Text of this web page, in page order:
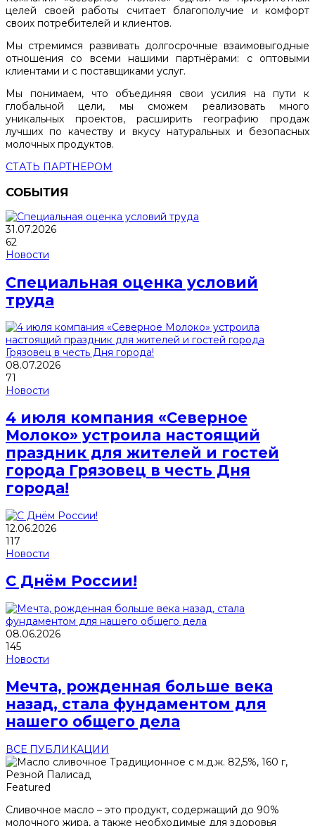
целей своей работы считает благополучие и комфорт
своих потребителей и клиентов.
Мы стремимся развивать долгосрочные взаимовыгодные
отношения со всеми нашими партнёрами: с оптовыми
клиентами и с поставщиками услуг.
Мы понимаем, что объединяя свои усилия на пути к
глобальной цели, мы сможем реализовать много
уникальных проектов, расширить географию продаж
лучших по качеству и вкусу натуральных и безопасных
молочных продуктов.
СТАТЬ ПАРТНЕРОМ
СОБЫТИЯ
31.07.2026
62
Новости
Специальная оценка условий
труда
08.07.2026
71
Новости
4 июля компания «Северное
Молоко» устроила настоящий
праздник для жителей и гостей
города Грязовец в честь Дня
города!
12.06.2026
117
Новости
С Днём России!
08.06.2026
145
Новости
Мечта, рожденная больше века
назад, стала фундаментом для
нашего общего дела
ВСЕ ПУБЛИКАЦИИ
Featured
Сливочное масло – это продукт, содержащий до 90%
молочного жира, а также необходимые для здоровья